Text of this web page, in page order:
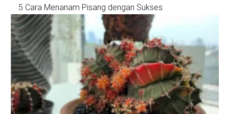
5 Cara Menanam Pisang dengan Sukses
Lihat Detail